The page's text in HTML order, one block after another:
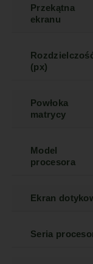
Przekątna
ekranu
(px)
Powłoka
matrycy
Model
procesora
Ekran
Seria